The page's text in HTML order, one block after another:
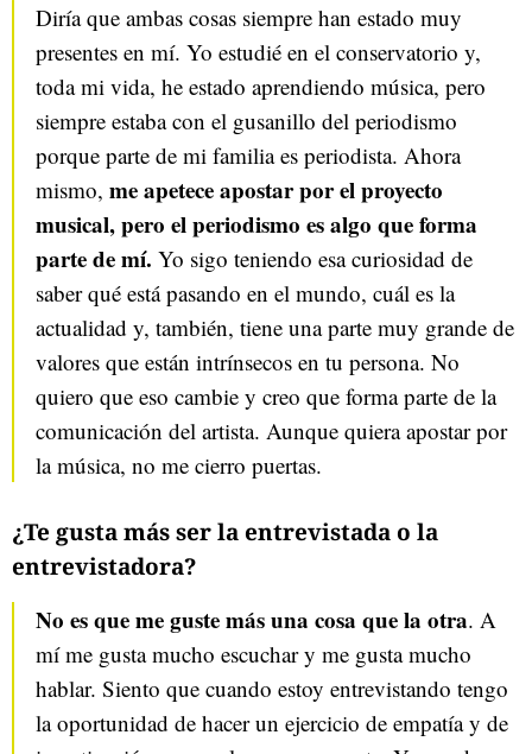
Diría que ambas cosas siempre han estado muy
presentes en mí. Yo estudié en el conservatorio y,
toda mi vida, he estado aprendiendo música, pero
siempre estaba con el gusanillo del periodismo
porque parte de mi familia es periodista. Ahora
mismo, me apetece apostar por el proyecto
musical, pero el periodismo es algo que forma
parte de mí. Yo sigo teniendo esa curiosidad de
saber qué está pasando en el mundo, cuál es la
actualidad y, también, tiene una parte muy grande de
valores que están intrínsecos en tu persona. No
quiero que eso cambie y creo que forma parte de la
comunicación del artista. Aunque quiera apostar por
la música, no me cierro puertas.
¿Te gusta más ser la entrevistada o la
entrevistadora?
No es que me guste más una cosa que la otra. A
mí me gusta mucho escuchar y me gusta mucho
hablar. Siento que cuando estoy entrevistando tengo
la oportunidad de hacer un ejercicio de empatía y de